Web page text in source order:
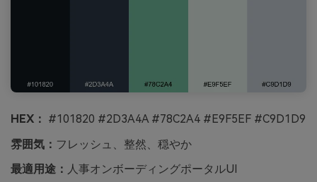
HEX： #101820 #2D3A4A #78C2A4 #E9F5EF #C9D1D9
雰囲気： フレッシュ、整然、穏やか
最適用途： 人事オンボーディングポータルUI